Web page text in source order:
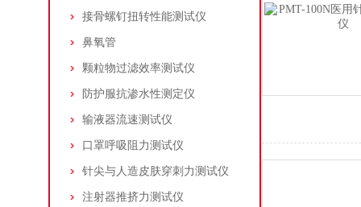
接骨螺钉扭转性能测试仪
鼻氧管
颗粒物过滤效率测试仪
防护服抗渗水性测定仪
输液器流速测试仪
口罩呼吸阻力测试仪
针尖与人造皮肤穿刺力测试仪
注射器推挤力测试仪